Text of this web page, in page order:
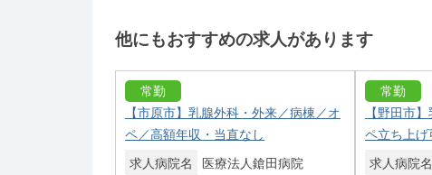
他にもおすすめの求人があります
常勤
【市原市】乳腺外科・外来／病棟／オ
ペ／高額年収・当直なし
求人病院名
医療法人鎗田病院
常勤
【野田市
ペ立ち上げ
求人病院名